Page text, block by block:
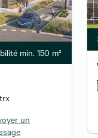
min. 150 m²
un